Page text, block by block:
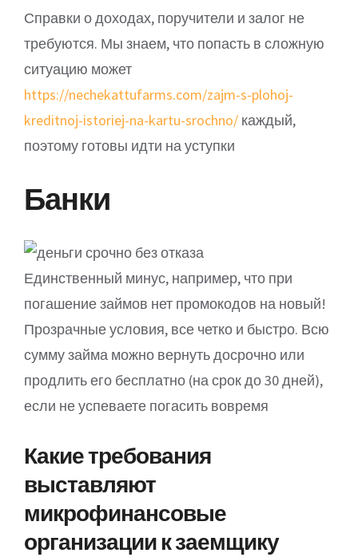
Справки о доходах, поручители и залог не
требуются. Мы знаем, что попасть в сложную
ситуацию может
https://nechekattufarms.com/zajm-s-plohoj-
kreditnoj-istoriej-na-kartu-srochno/ каждый,
поэтому готовы идти на уступки
Банки
Единственный минус, например, что при
погашение займов нет промокодов на новый!
Прозрачные условия, все четко и быстро. Всю
сумму займа можно вернуть досрочно или
продлить его бесплатно (на срок до 30 дней),
если не успеваете погасить вовремя
Какие требования
выставляют
микрофинансовые
организации к заемщику